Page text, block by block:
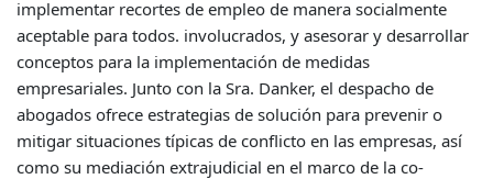
implementar recortes de empleo de manera socialmente
aceptable para todos. involucrados, y asesorar y desarrollar
conceptos para la implementación de medidas
empresariales. Junto con la Sra. Danker, el despacho de
abogados ofrece estrategias de solución para prevenir o
mitigar situaciones típicas de conflicto en las empresas, así
como su mediación extrajudicial en el marco de la co-